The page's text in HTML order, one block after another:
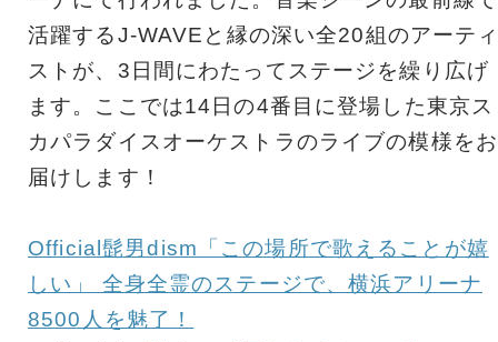
活躍するJ-WAVEと縁の深い全20組のアーテ
ストが、3日間にわたってステージを繰り広げ
ます。ここでは14日の4番目に登場した東京ス
カパラダイスオーケストラのライブの模様をお
届けします！
Official髭男dism「この場所で歌えることが嬉
しい」 全身全霊のステージで、横浜アリーナ
8500人を魅了！